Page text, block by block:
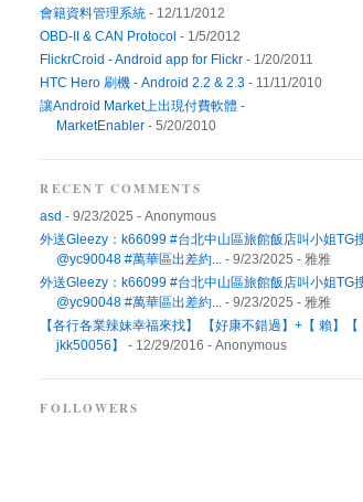
會籍資料管理系統 - 12/11/2012
OBD-II & CAN Protocol - 1/5/2012
FlickrCroid - Android app for Flickr - 1/20/2011
HTC Hero 刷機 - Android 2.2 & 2.3 - 11/11/2010
讓Android Market上出現付費軟體 -
MarketEnabler - 5/20/2010
RECENT COMMENTS
asd - 9/23/2025 - Anonymous
外送Gleezy：k66099 #台北中山區旅館飯店叫小姐TG
@yc90048 #萬華區出差約... - 9/23/2025 - 雅雅
外送Gleezy：k66099 #台北中山區旅館飯店叫小姐TG
@yc90048 #萬華區出差約... - 9/23/2025 - 雅雅
【各行各業辣妹幸福來找】 【好康不錯過】+【 賴】【
jkk50056】
- 12/29/2016 - Anonymous
FOLLOWERS